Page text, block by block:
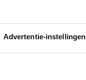
Advertentie-instellingen